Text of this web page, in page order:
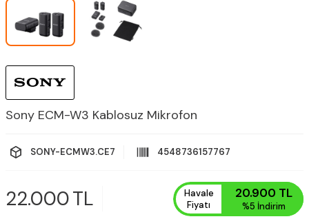
Sony ECM-W3 Kablosuz Mikrofon
SONY-ECMW3.CE7 4548736157767
22.000TL
Havale
Fiyatı
20.900 TL
%5 İndirim